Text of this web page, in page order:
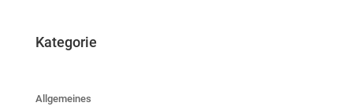
Kategorie
Allgemeines